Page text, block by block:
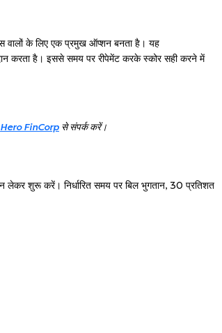
वालों के लिए एक प्रमुख ऑप्शन बनता है। यह
करता है। इससे समय पर रीपेमेंट करके स्कोर सही करने में
Hero FinCorp से संपर्क करें।
लेकर शुरू करें। निर्धारित समय पर बिल भुगतान, 30 प्रतिशत